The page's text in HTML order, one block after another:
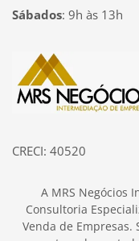
Sábados: 9h às 13h
Página inicial
CRECI: 40520
A MRS Negócios
Consultoria
Venda de Empresas.